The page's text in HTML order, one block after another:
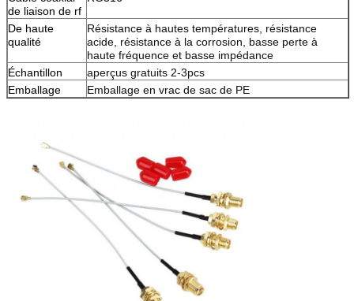
de liaison de rf
De haute
qualité
Résistance à hautes températures, résistance
acide, résistance à la corrosion, basse perte à
haute fréquence et basse impédance
Échantillon
aperçus gratuits 2-3pcs
Emballage
Emballage en vrac de sac de PE